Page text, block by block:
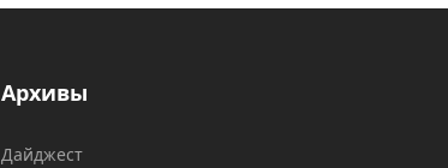
Архивы
Дайджест